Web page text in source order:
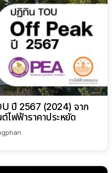
ปี 2567 (2024) จาก
ไฟฟ้าราคาประหยัด